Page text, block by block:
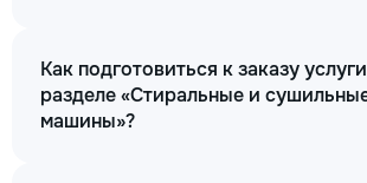
Как подготовиться к заказу
разделе «Стиральные и
машины»?